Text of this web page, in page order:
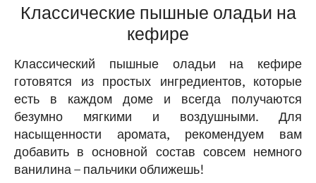
Классические пышные оладьи на
кефире
Классический пышные оладьи на кефире
готовятся из простых ингредиентов, которые
есть в каждом доме и всегда получаются
безумно мягкими и воздушными. Для
насыщенности аромата, рекомендуем вам
добавить в основной состав совсем немного
ванилина – пальчики оближешь!